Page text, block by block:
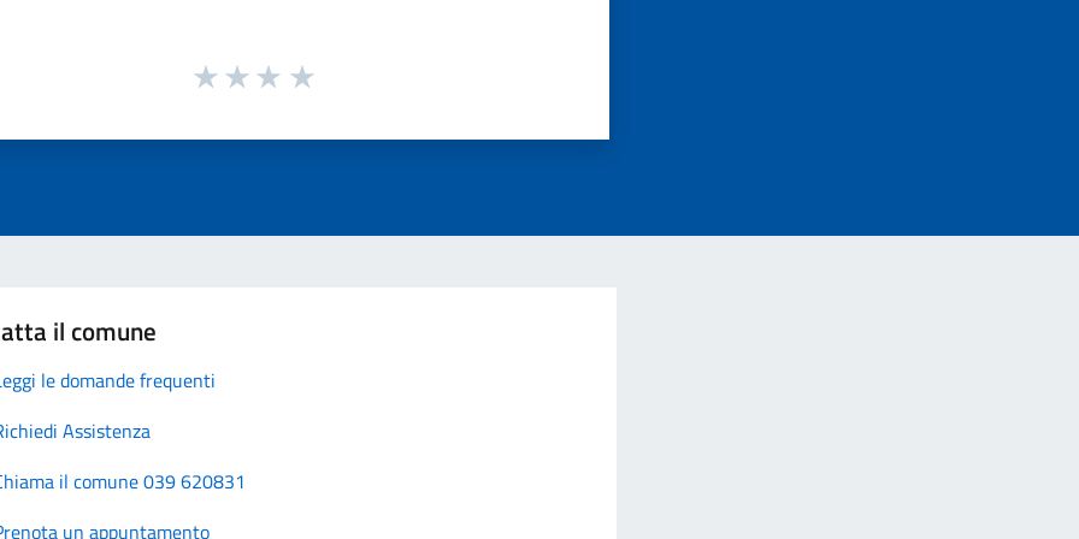
il comune
le domande frequenti
Assistenza
il comune 039 620831
un appuntamento